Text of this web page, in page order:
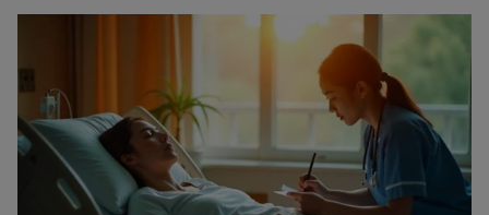
Comunicación